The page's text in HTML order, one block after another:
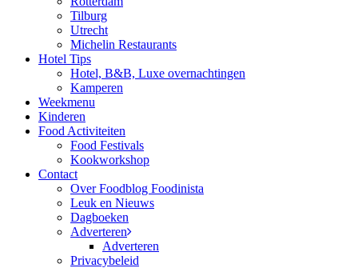
Tilburg
Utrecht
Michelin Restaurants
Hotel Tips
Hotel, B&B, Luxe overnachtingen
Kamperen
Weekmenu
Kinderen
Food Activiteiten
Food Festivals
Kookworkshop
Contact
Over Foodblog Foodinista
Leuk en Nieuws
Dagboeken
Adverteren
Adverteren
Privacybeleid